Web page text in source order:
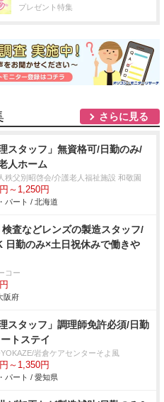
プレゼント特集
さらに見る
スタッフ」無資格可/日勤のみ/
人ホーム
秩父別昭啓会/介護老人福祉施設 和敬園
～1,250円
パート / 北海道
査などレンズの製造スタッフ/
日勤のみ×土日祝休みで働き
コー
阪府
スタッフ」調理師免許必須/日勤
トステイ
岩倉ケアセンターそよ風
～1,350円
パート / 愛知県